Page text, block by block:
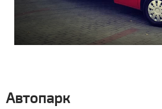
Автопарк